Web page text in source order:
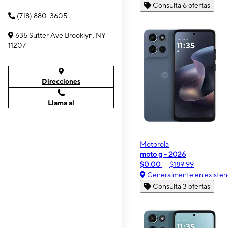
(718) 880-3605
635 Sutter Ave Brooklyn, NY
11207
Direcciones
Llama al
Consulta 6 ofertas
Motorola
moto g - 2026
$0.00
$189.99
Generalmente en
Consulta 3 ofertas